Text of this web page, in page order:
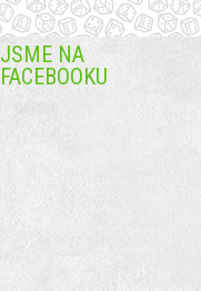
JSME NA
FACEBOOKU